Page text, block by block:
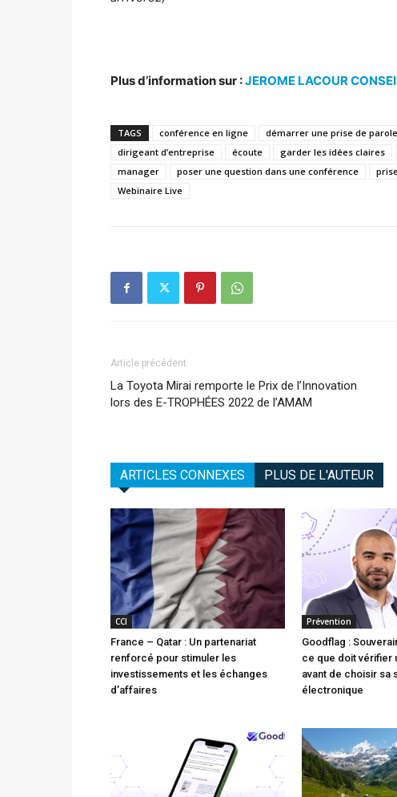
Plus d’information sur :JEROME LACOUR
TAGS conférence en ligne démarrer une prise de parole
dirigeant d’entreprise
écoute garder les idées claires
manager
poser une question dans une conférence
Webinaire Live
Article précédent
La Toyota Mirai remporte le Prix de l’Innovation
lors des E-TROPHÉES 2022 de l’AMAM
ARTICLES CONNEXES PLUS DE L'AUTEUR
CCI
France – Qatar : Un partenariat
renforcé pour stimuler les
investissements et les échanges
d’affaires
Prévention
Goodflag :
ce que doit vérifier
avant de choisir sa
électronique